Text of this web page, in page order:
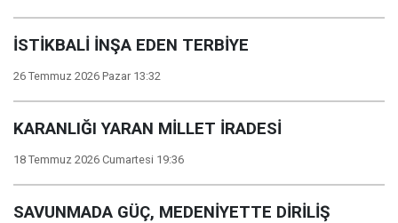
İSTİKBALİ İNŞA EDEN TERBİYE
26 Temmuz 2026 Pazar 13:32
KARANLIĞI YARAN MİLLET İRADESİ
18 Temmuz 2026 Cumartesi 19:36
SAVUNMADA GÜÇ, MEDENİYETTE DİRİLİŞ